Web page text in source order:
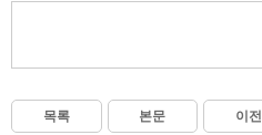
목록 본문 이전